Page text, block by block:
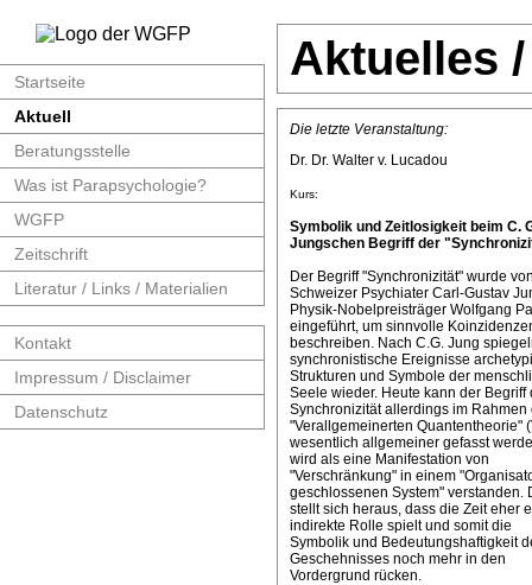
Startseite
Aktuell
Beratungsstelle
Was ist Parapsychologie?
WGFP
Zeitschrift
Literatur / Links / Materialien
Kontakt
Impressum / Disclaimer
Datenschutz
Aktuelles
Die letzte Veranstaltung:
Dr. Dr. Walter v. Lucadou
Kurs:
Symbolik und Zeitlosigkeit beim C.
Jungschen Begriff der
Der Begriff "Synchronizität" wurde
Schweizer Psychiater Carl-Gustav
Physik-Nobelpreisträger Wolfgang
eingeführt, um sinnvolle
beschreiben. Nach C.G. Jung
synchronistische Ereignisse
Strukturen und Symbole der
Seele wieder. Heute kann der Begriff
Synchronizität allerdings im Rahmen
"Verallgemeinerten Quantentheorie"
wesentlich allgemeiner gefasst
wird als eine Manifestation von
"Verschränkung" in einem
geschlossenen System" verstanden.
stellt sich heraus, dass die Zeit eher
indirekte Rolle spielt und somit die
Symbolik und Bedeutungshaftigkeit
Geschehnisses noch mehr in den
Vordergrund rücken.